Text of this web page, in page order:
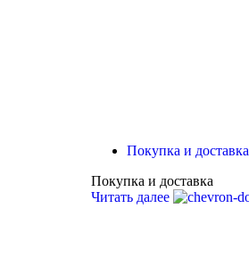
Покупка и доставка
Покупка и доставка
Читать далее